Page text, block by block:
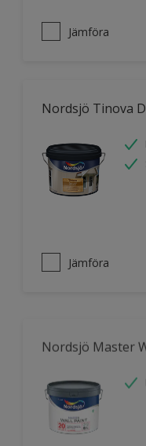
Jämföra
Nordsjö Tinova
Jämföra
Nordsjö Master